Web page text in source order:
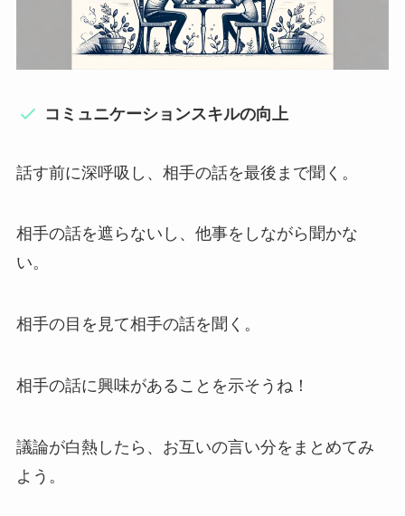
コミュニケーションスキルの向上
話す前に深呼吸し、相手の話を最後まで聞く。
相手の話を遮らないし、他事をしながら聞かな
い。
相手の目を見て相手の話を聞く。
相手の話に興味があることを示そうね！
議論が白熱したら、お互いの言い分をまとめてみ
よう。